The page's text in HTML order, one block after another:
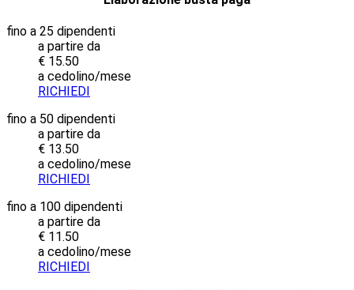
fino a 25 dipendenti
a partire da
€ 15.50
a cedolino/mese
RICHIEDI
fino a 50 dipendenti
a partire da
€ 13.50
a cedolino/mese
RICHIEDI
fino a 100 dipendenti
a partire da
€ 11.50
a cedolino/mese
RICHIEDI